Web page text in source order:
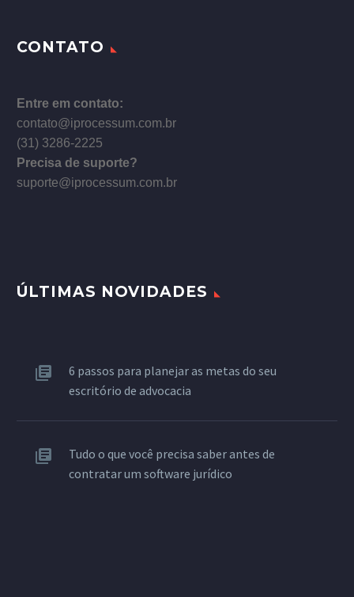
CONTATO
Entre em contato:
contato@iprocessum.com.br
(31) 3286-2225
Precisa de suporte?
suporte@iprocessum.com.br
ÚLTIMAS NOVIDADES
6 passos para planejar as metas do seu
escritório de advocacia
Tudo o que você precisa saber antes de
contratar um software jurídico